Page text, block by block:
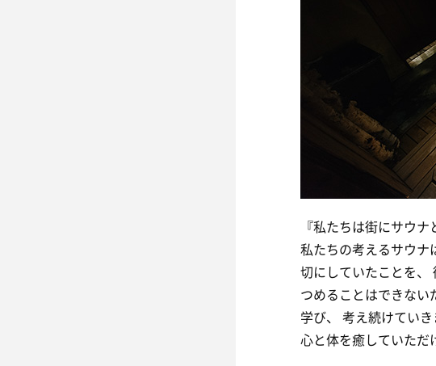
『私たちは街にサウ
私たちの考えるサウナ
切にしていたことを、
つめることはできない
学び、 考え続けてい
心と体を癒していただ